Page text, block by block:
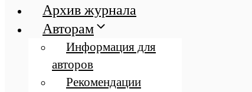
Архив журнала
Авторам
Информация для
авторов
Рекомендации